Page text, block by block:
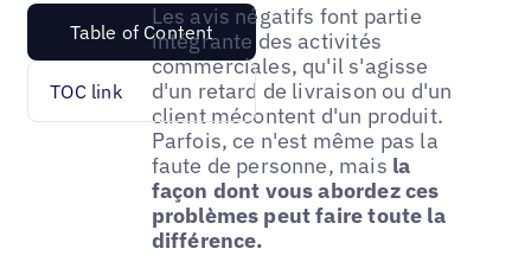
Table of Content
TOC link
Les avis négatifs font partie
intégrante des activités
commerciales, qu'il s'agisse
d'un retard de livraison ou d'un
client mécontent d'un produit.
Parfois, ce n'est même pas la
faute de personne, mais la
façon dont vous abordez ces
problèmes peut faire toute la
différence.